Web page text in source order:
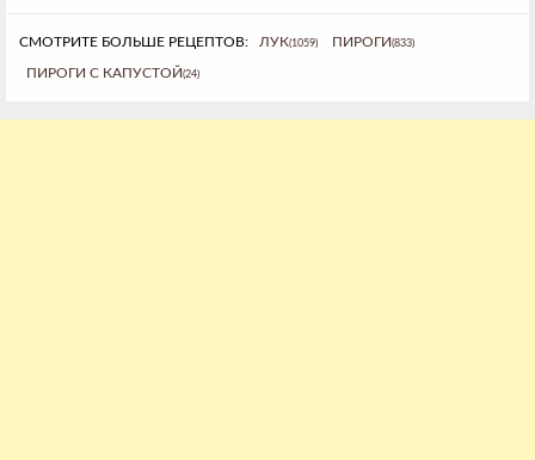
СМОТРИТЕ БОЛЬШЕ РЕЦЕПТОВ: ЛУК(1059) ПИРОГИ(833)
ПИРОГИ С КАПУСТОЙ(24)